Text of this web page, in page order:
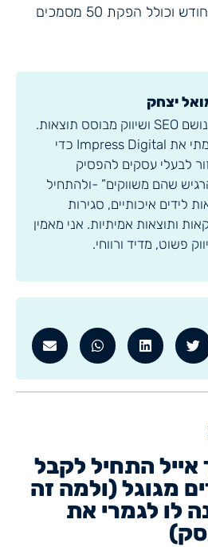
בתשלום עולה 19 ש"ח לחודש וכולל הפקת 50 מסמכים
יצחק
חי ונושם SEO ושיווק מבוסס תוצאות.
הקמתי את Impress Digital כדי
לבעלי עסקים להפסיק
שהם משווקים” -ולהתחיל
לידים איכותיים, סגירות
ותוצאות אמיתיות. אני מאמין
פשוט, מדיד ורווחי.
אייל התחיל לקבל
מגוגל (ולמה זה
לו לגמרי את